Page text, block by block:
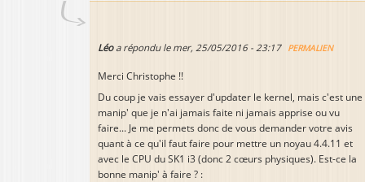
Léoa répondu le mer, 25/05/2016 - 23:17 PERMALIEN
Merci Christophe !!
Du coup je vais essayer d'updater le kernel, mais c'est une
manip' que je n'ai jamais faite ni jamais apprise ou vu
faire... Je me permets donc de vous demander votre avis
quant à ce qu'il faut faire pour mettre un noyau 4.4.11 et
avec le CPU du SK1 i3 (donc 2 cœurs physiques). Est-ce la
bonne manip' à faire ? :